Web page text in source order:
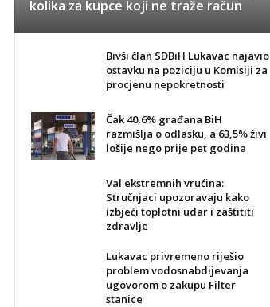
kolika za kupce koji ne traže račun
Bivši član SDBiH Lukavac najavio
ostavku na poziciju u Komisiji za
procjenu nepokretnosti
Čak 40,6% građana BiH
razmišlja o odlasku, a 63,5% živi
lošije nego prije pet godina
Val ekstremnih vrućina:
Stručnjaci upozoravaju kako
izbjeći toplotni udar i zaštititi
zdravlje
Lukavac privremeno riješio
problem vodosnabdijevanja
ugovorom o zakupu Filter
stanice